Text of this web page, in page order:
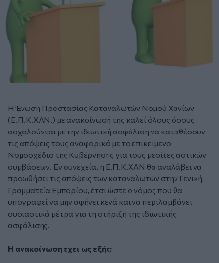
Η Ένωση Προστασίας Καταναλωτών Νομού Χανίων
(Ε.Π.Κ.ΧΑΝ.) με ανακοίνωσή της καλεί όλους όσους
ασχολούνται με την ιδιωτική ασφάλιση να καταθέσουν
τις απόψεις τους αναφορικά με το επικείμενο
Νομοσχέδιο της Κυβέρνησης για τους μεσίτες αστικών
συμβάσεων. Εν συνεχεία, η Ε.Π.Κ.ΧΑΝ θα αναλάβει να
προωθήσει τις απόψεις των καταναλωτών στην Γενική
Γραμματεία Εμπορίου, έτσι ώστε ο νόμος που θα
υπογραφεί να μην αφήνει κενά και να περιλαμβάνει
ουσιαστικά μέτρα για τη στήριξη της ιδιωτικής
ασφάλισης.
Η ανακοίνωση έχει ως εξής: